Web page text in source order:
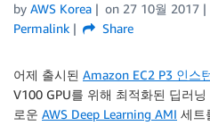
by AWS Korea on 27 10월 2017
Permalink
Share
어제 출시된 Amazon EC2 P3 인스
V100 GPU를 위해 최적화된 딥러
로운 AWS Deep Learning AMI 세트